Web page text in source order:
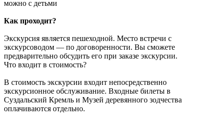
можно с детьми
Как проходит?
Экскурсия является пешеходной. Место встречи с
экскурсоводом — по договоренности. Вы сможете
предварительно обсудить его при заказе экскурсии.
Что входит в стоимость?
В стоимость экскурсии входит непосредственно
экскурсионное обслуживание. Входные билеты в
Суздальский Кремль и Музей деревянного зодчества
оплачиваются отдельно.